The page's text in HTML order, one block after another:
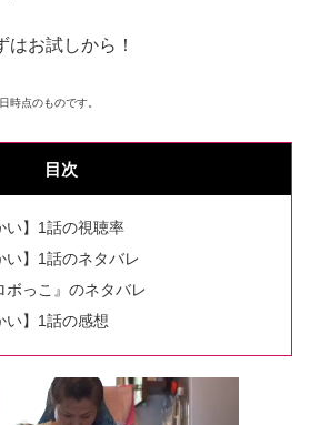
はお試しから！
点のものです。
目次
い】1話の視聴率
い】1話のネタバレ
ボっこ』のネタバレ
い】1話の感想